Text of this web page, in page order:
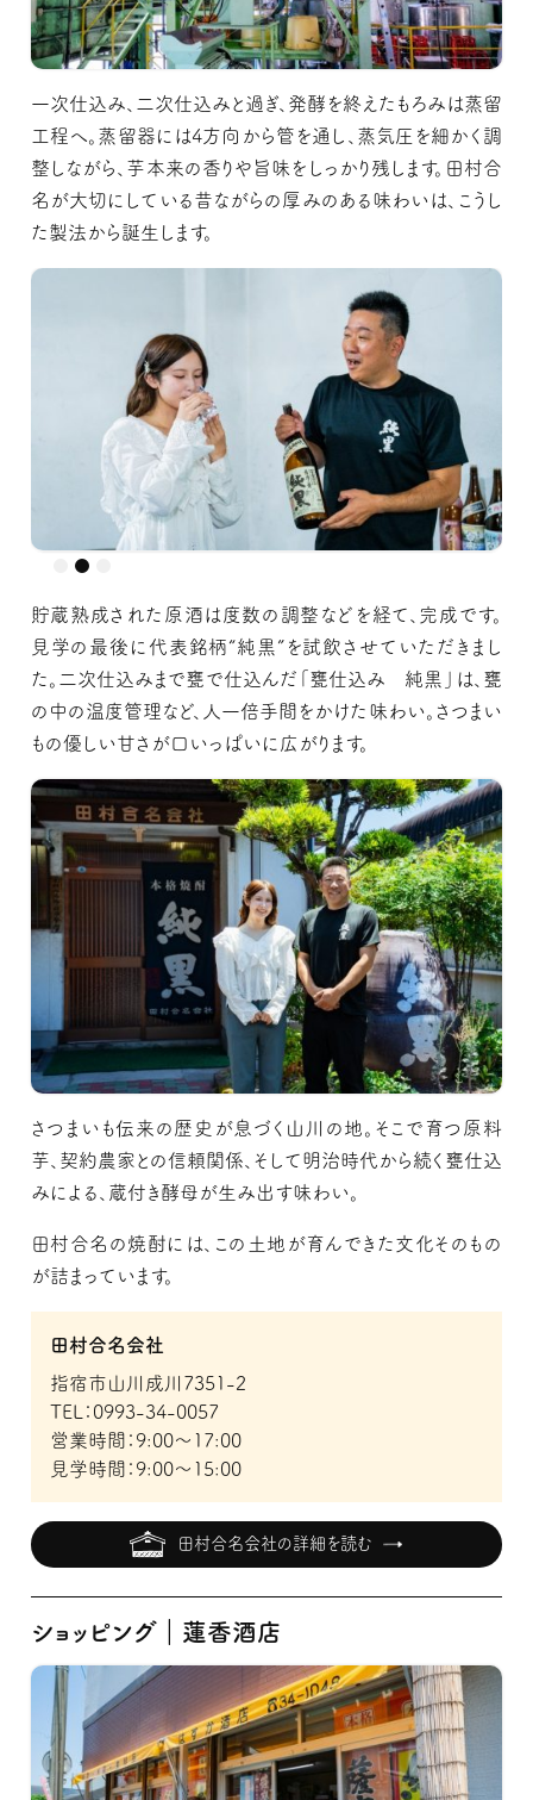
一次仕込み、二次仕込みと過ぎ、発酵を終えたもろみは蒸留
工程へ。蒸留器には4方向から管を通し、蒸気圧を細かく調
整しながら、芋本来の香りや旨味をしっかり残します。田村合
名が大切にしている昔ながらの厚みのある味わいは、こうし
た製法から誕生します。
貯蔵熟成された原酒は度数の調整などを経て、完成です。
見学の最後に代表銘柄“純黒”を試飲させていただきまし
た。二次仕込みまで甕で仕込んだ「甕仕込み 純黒」は、甕
の中の温度管理など、人一倍手間をかけた味わい。さつまい
もの優しい甘さが口いっぱいに広がります。
さつまいも伝来の歴史が息づく山川の地。そこで育つ原料
芋、契約農家との信頼関係、そして明治時代から続く甕仕込
みによる、蔵付き酵母が生み出す味わい。
田村合名の焼酎には、この土地が育んできた文化そのもの
が詰まっています。
田村合名会社
指宿市山川成川7351-2
TEL：0993-34-0057
営業時間：9:00～17:00
見学時間：9:00～15:00
田村合名会社の詳細を読む
ショッピング｜蓮香酒店